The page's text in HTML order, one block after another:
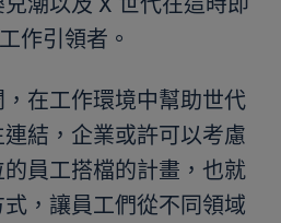
作引領者。
在工作環境中幫助世代
結，企業或許可以考慮
員工搭檔的計畫，也就
，讓員工們從不同領域